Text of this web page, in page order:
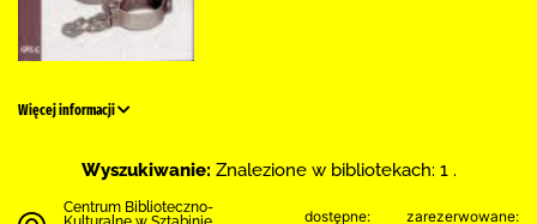
Więcej informacji
Wyszukiwanie: Znalezione w bibliotekach: 1 .
Centrum Biblioteczno-
dostępne: zarezerwowane: